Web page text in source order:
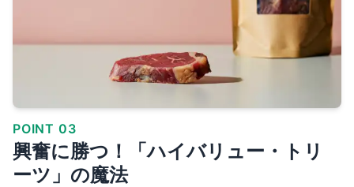
POINT 03
興奮に勝つ！「ハイバリュー・トリ
ーツ」の魔法